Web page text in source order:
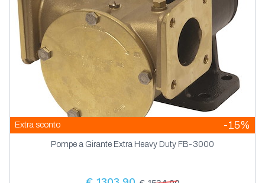
Extra sconto -15%
Pompe a Girante Extra Heavy Duty FB-3000